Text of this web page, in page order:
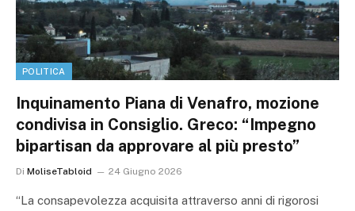
POLITICA
Inquinamento Piana di Venafro, mozione
condivisa in Consiglio. Greco: “Impegno
bipartisan da approvare al più presto”
Di MoliseTabloid 24 Giugno 2026
“La consapevolezza acquisita attraverso anni di rigorosi